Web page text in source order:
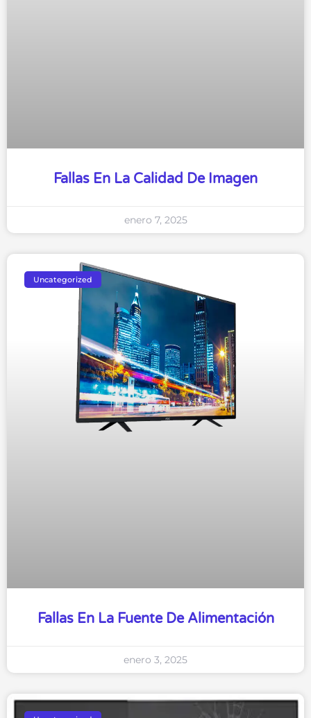
Fallas En La Calidad De Imagen
enero 7, 2025
Uncategorized
Fallas En La Fuente De Alimentación
enero 3, 2025